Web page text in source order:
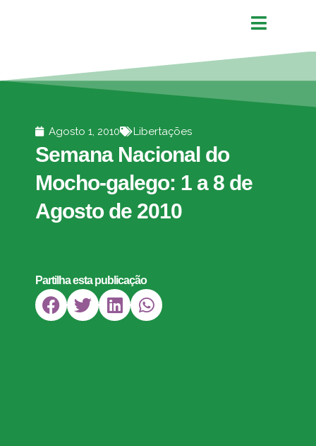
Agosto 1, 2010 Libertações
Semana Nacional do
Mocho-galego: 1 a 8 de
Agosto de 2010
Partilha esta publicação